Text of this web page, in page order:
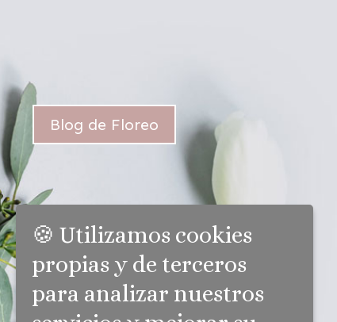
Blog de Floreo
🍪 Utilizamos cookies
propias y de terceros
para analizar nuestros